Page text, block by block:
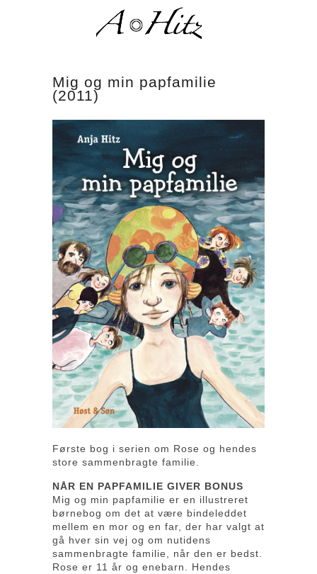
Mig og min papfamilie
(2011)
Første bog i serien om Rose og hendes
store sammenbragte familie.
NÅR EN PAPFAMILIE GIVER BONUS
Mig og min papfamilie er en illustreret
børnebog om det at være bindeleddet
mellem en mor og en far, der har valgt at
gå hver sin vej og om nutidens
sammenbragte familie, når den er bedst.
Rose er 11 år og enebarn. Hendes